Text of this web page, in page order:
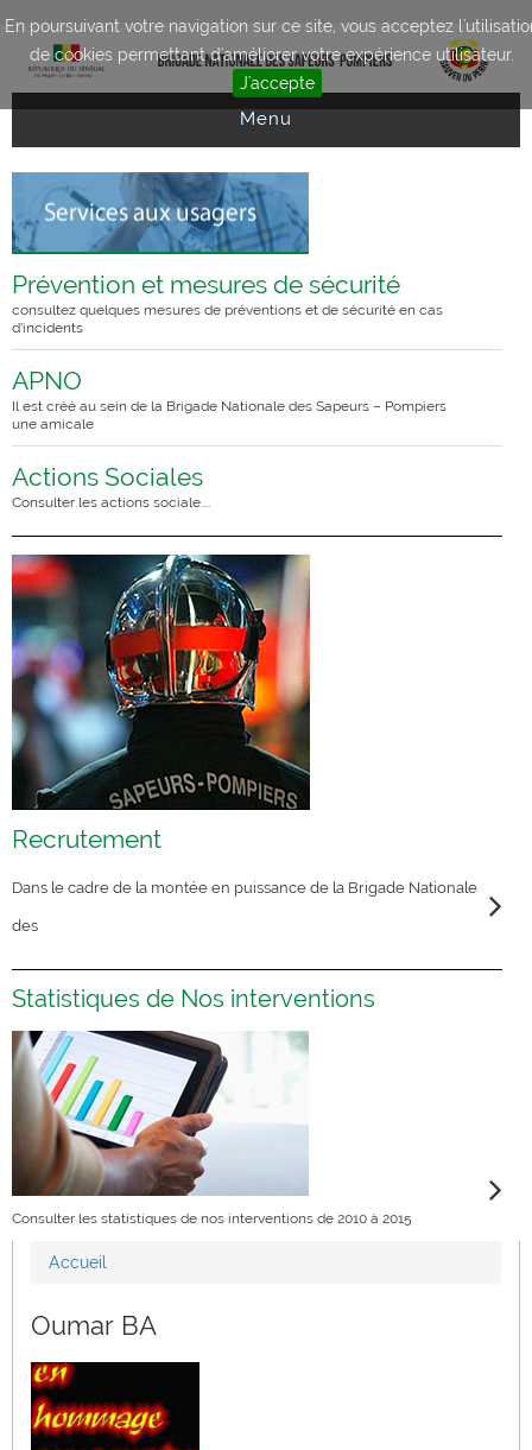
En poursuivant votre navigation sur ce site, vous acceptez
de cookies permettant d'améliorer votre expérience utilisateur.
J'accepte
Menu
Prévention et mesures de sécurité
consultez quelques mesures de préventions et de sécurité en cas
d’incidents
APNO
Il est créé au sein de la Brigade Nationale des Sapeurs – Pompiers
une amicale
Actions Sociales
Consulter les actions sociale....
Recrutement
Dans le cadre de la montée en puissance de la Brigade Nationale
des
Statistiques de Nos interventions
Consulter les statistiques de nos interventions de 2010 à 2015
Accueil
Oumar BA